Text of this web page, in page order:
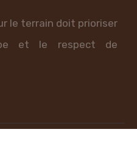
le terrain doit prioriser
et le respect de